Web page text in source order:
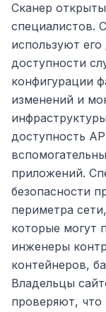
Сканер
специалистов.
используют
доступности
конфигурации
изменений и
доступность
приложений.
безопасности
периметра
которые могут
инженеры
контейнеров,
Владельцы
проверяют, что